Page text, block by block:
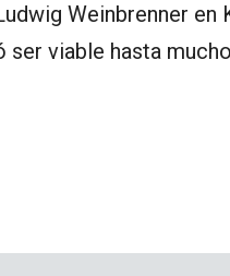
Weinbrenner en
viable hasta